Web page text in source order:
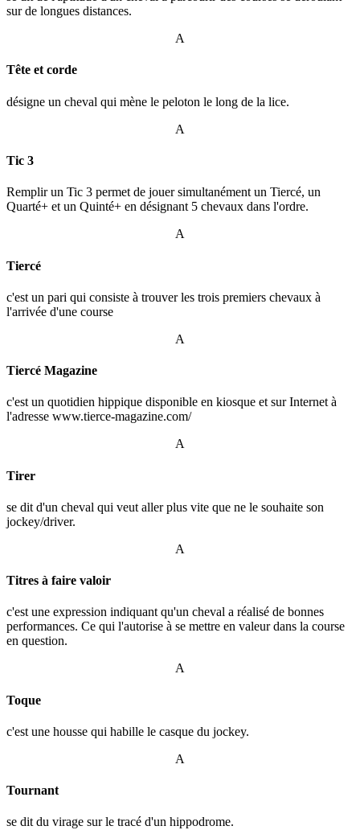
sur de longues distances.
A
Tête et corde
désigne un cheval qui mène le peloton le long de la lice.
A
Tic 3
Remplir un Tic 3 permet de jouer simultanément un Tiercé, un
Quarté+ et un Quinté+ en désignant 5 chevaux dans l'ordre.
A
Tiercé
c'est un pari qui consiste à trouver les trois premiers chevaux à
l'arrivée d'une course
A
Tiercé Magazine
c'est un quotidien hippique disponible en kiosque et sur Internet à
l'adresse www.tierce-magazine.com/
A
Tirer
se dit d'un cheval qui veut aller plus vite que ne le souhaite son
jockey/driver.
A
Titres à faire valoir
c'est une expression indiquant qu'un cheval a réalisé de bonnes
performances. Ce qui l'autorise à se mettre en valeur dans la course
en question.
A
Toque
c'est une housse qui habille le casque du jockey.
A
Tournant
se dit du virage sur le tracé d'un hippodrome.